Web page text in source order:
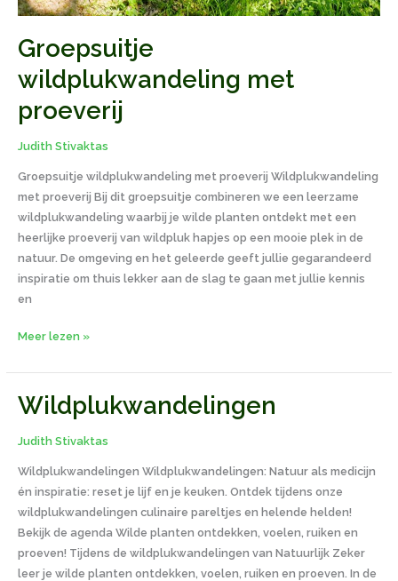
Groepsuitje
wildplukwandeling met
proeverij
Judith Stivaktas
Groepsuitje wildplukwandeling met proeverij Wildplukwandeling
met proeverij Bij dit groepsuitje combineren we een leerzame
wildplukwandeling waarbij je wilde planten ontdekt met een
heerlijke proeverij van wildpluk hapjes op een mooie plek in de
natuur. De omgeving en het geleerde geeft jullie gegarandeerd
inspiratie om thuis lekker aan de slag te gaan met jullie kennis
en
Meer lezen »
Wildplukwandelingen
Judith Stivaktas
Wildplukwandelingen Wildplukwandelingen: Natuur als medicijn
én inspiratie: reset je lijf en je keuken. Ontdek tijdens onze
wildplukwandelingen culinaire pareltjes en helende helden!
Bekijk de agenda Wilde planten ontdekken, voelen, ruiken en
proeven! Tijdens de wildplukwandelingen van Natuurlijk Zeker
leer je wilde planten ontdekken, voelen, ruiken en proeven. In de
Wildplukwandelingen